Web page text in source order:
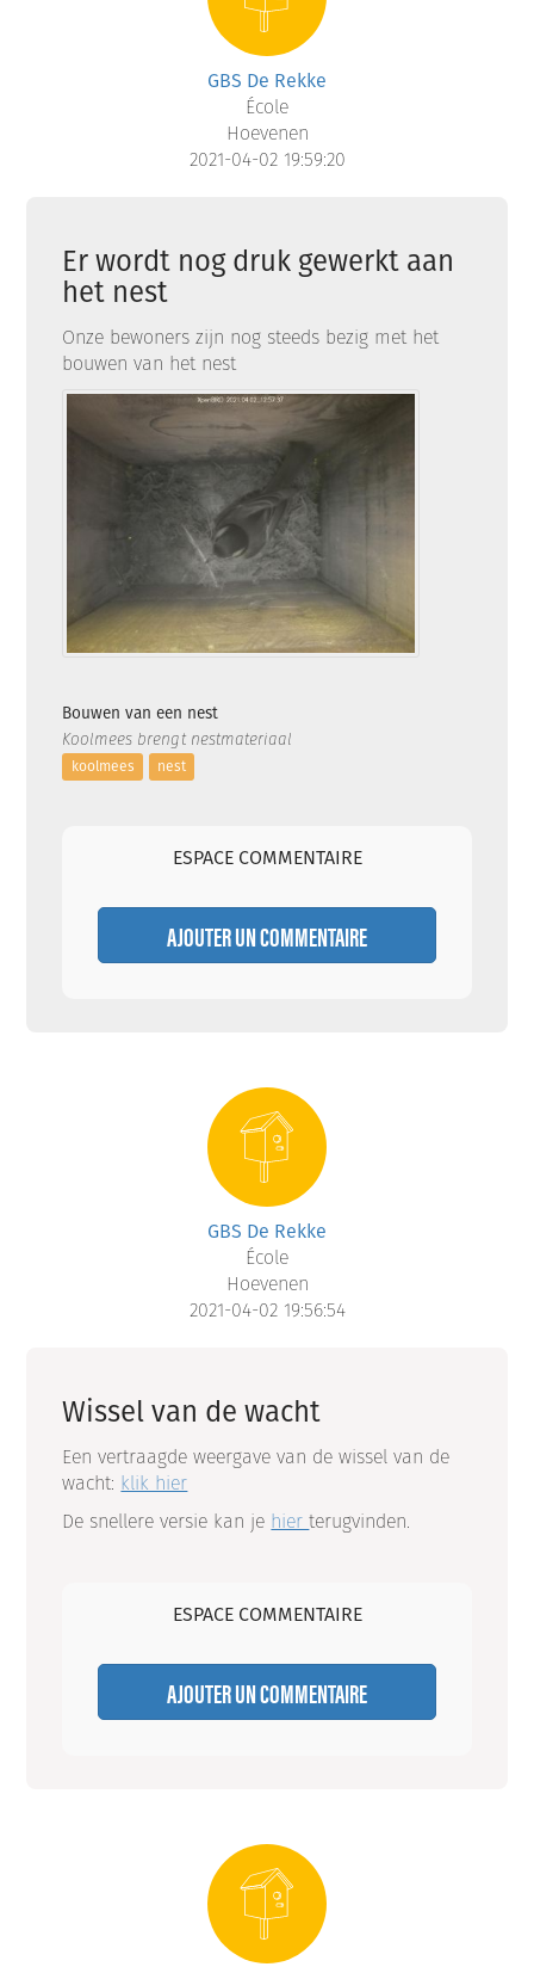
GBS De Rekke
École
Hoevenen
2021-04-02 19:59:20
Er wordt nog druk gewerkt aan
het nest
Onze bewoners zijn nog steeds bezig met het
bouwen van het nest
Bouwen van een nest
Koolmees brengt nestmateriaal
koolmees nest
ESPACE COMMENTAIRE
AJOUTER UN COMMENTAIRE
GBS De Rekke
École
Hoevenen
2021-04-02 19:56:54
Wissel van de wacht
Een vertraagde weergave van de wissel van de
wacht: klik hier
De snellere versie kan je hierterugvinden.
ESPACE COMMENTAIRE
AJOUTER UN COMMENTAIRE